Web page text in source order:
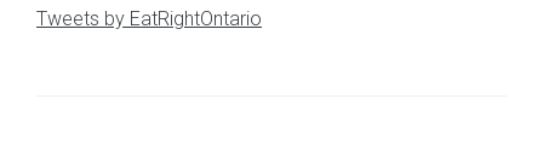
Tweets by EatRightOntario